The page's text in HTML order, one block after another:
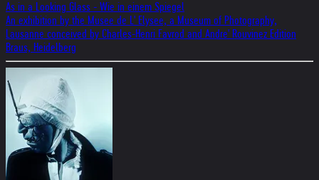
As in a Looking Glass - Wie in einem Spiegel
An exhibition by the Musee de L' Elysee, a Museum of Photography,
Lausanne conceived by Charles-Henri Favrod and Andre' Rouvinez Edition
Braus, Heidelberg